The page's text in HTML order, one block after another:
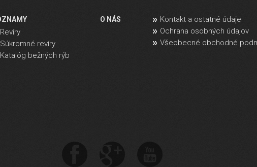
Revíry
Súkromné revíry
Katalóg bežných rýb
O NÁS
Kontakt a ostatné údaje
Ochrana osobných údajov
Všeobecné obchodné